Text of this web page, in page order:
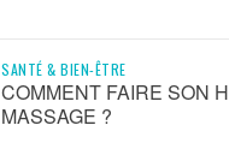
SANTÉ & BIEN-ÊTRE
COMMENT FAIRE SON
MASSAGE ?